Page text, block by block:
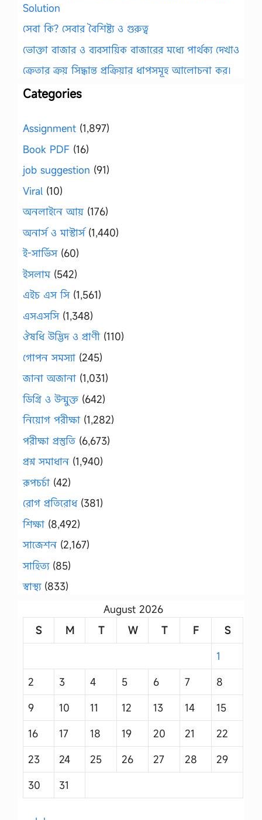
Solution
সেবা কি? সেবার বৈশিষ্ট্য ও গুরুত্ব
ভোক্তা বাজার ও ব্যবসায়িক বাজারের মধ্যে পার্থক্য দেখাও
ক্রেতার ক্রয় সিদ্ধান্ত প্রক্রিয়ার ধাপসমূহ আলোচনা কর।
Categories
Assignment (1,897)
Book PDF (16)
job suggestion (91)
Viral (10)
অনলাইনে আয় (176)
অনার্স ও মাস্টার্স(1,440)
ই-সার্ভিস(60)
ইসলাম(542)
এইচ এস সি(1,561)
এসএসসি(1,348)
ঔষধি উদ্ভিদ ও প্রাণী (110)
গোপন সমস্যা (245)
জানা অজানা (1,031)
ডিগ্রি ও উন্মুক্ত (642)
নিয়োগ পরীক্ষা (1,282)
পরীক্ষা প্রস্তুতি (6,673)
প্রশ্ন সমাধান (1,940)
রূপচর্চা (42)
রোগ প্রতিরোধ(381)
শিক্ষা (8,492)
সাজেশন (2,167)
সাহিত্য(85)
স্বাস্থ্য(833)
August 2026
S
M T W T F
S
1
2
3 4 5 6 7
8
9
10 11 12 13 14
15
16
17 18 19 20 21
22
23
24 25 26 27 28
29
30
31